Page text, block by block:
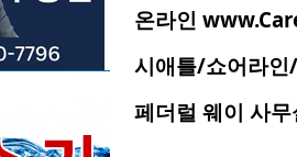
온라인
시애틀/쇼어라인/
페더럴 웨이 사무